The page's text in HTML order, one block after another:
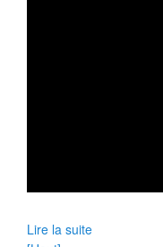
Lire la suite